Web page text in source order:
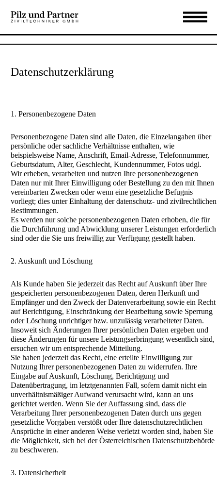
Datenschutzerklärung
1. Personenbezogene Daten
Personenbezogene Daten sind alle Daten, die Einzelangaben über
persönliche oder sachliche Verhältnisse enthalten, wie
beispielsweise Name, Anschrift, Email-Adresse, Telefonnummer,
Geburtsdatum, Alter, Geschlecht, Kundennummer, Fotos udgl.
Wir erheben, verarbeiten und nutzen Ihre personenbezogenen
Daten nur mit Ihrer Einwilligung oder Bestellung zu den mit Ihnen
vereinbarten Zwecken oder wenn eine gesetzliche Befugnis
vorliegt; dies unter Einhaltung der datenschutz- und zivilrechtlichen
Bestimmungen.
Es werden nur solche personenbezogenen Daten erhoben, die für
die Durchführung und Abwicklung unserer Leistungen erforderlich
sind oder die Sie uns freiwillig zur Verfügung gestellt haben.
2. Auskunft und Löschung
Als Kunde haben Sie jederzeit das Recht auf Auskunft über Ihre
gespeicherten personenbezogenen Daten, deren Herkunft und
Empfänger und den Zweck der Datenverarbeitung sowie ein Recht
auf Berichtigung, Einschränkung der Bearbeitung sowie Sperrung
oder Löschung unrichtiger bzw. unzulässig verarbeiteter Daten.
Insoweit sich Änderungen Ihrer persönlichen Daten ergeben und
diese Änderungen für unsere Leistungserbringung wesentlich sind,
ersuchen wir um entsprechende Mitteilung.
Sie haben jederzeit das Recht, eine erteilte Einwilligung zur
Nutzung Ihrer personenbezogenen Daten zu widerrufen. Ihre
Eingabe auf Auskunft, Löschung, Berichtigung und
Datenübertragung, im letztgenannten Fall, sofern damit nicht ein
unverhältnismäßiger Aufwand verursacht wird, kann an uns
gerichtet werden. Wenn Sie der Auffassung sind, dass die
Verarbeitung Ihrer personenbezogenen Daten durch uns gegen
gesetzliche Vorgaben verstößt oder Ihre datenschutzrechtlichen
Ansprüche in einer anderen Weise verletzt worden sind, haben Sie
die Möglichkeit, sich bei der Österreichischen Datenschutzbehörde
zu beschweren.
3. Datensicherheit